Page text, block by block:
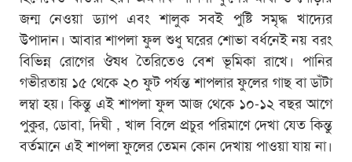
জন্ম নেওয়া ড্যাপ এবং শালুক সবই পুষ্টি সমৃদ্ধ খাদ্যের
উপাদান। আবার শাপলা ফুল শুধু ঘরের শোভা বর্ধনেই নয় বরং
বিভিন্ন রোগের ঔষধ তৈরিতেও বেশ ভূমিকা রাখে। পানির
গভীরতায় ১৫ থেকে ২০ ফুট পর্যন্ত শাপলার ফুলের গাছ বা ডাঁটা
লম্বা হয়। কিন্তু এই শাপলা ফুল আজ থেকে ১০-১২ বছর আগে
পুকুর, ডোবা, দিঘী , খাল বিলে প্রচুর পরিমাণে দেখা যেত কিন্তু
বর্তমানে এই শাপলা ফুলের তেমন কোন দেখায় পাওয়া যায় না।